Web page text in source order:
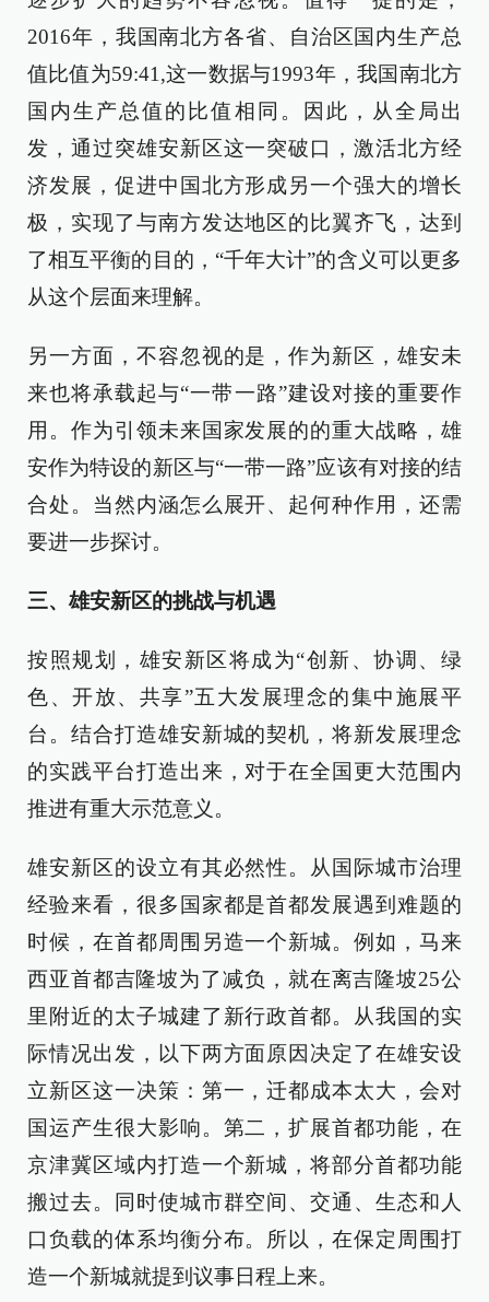
2016年，我国南北方各省、自治区国内生产总
值比值为59:41,这一数据与1993年，我国南北方
国内生产总值的比值相同。因此，从全局出
发，通过突雄安新区这一突破口，激活北方经
济发展，促进中国北方形成另一个强大的增长
极，实现了与南方发达地区的比翼齐飞，达到
了相互平衡的目的，“千年大计”的含义可以更多
从这个层面来理解。
另一方面，不容忽视的是，作为新区，雄安未
来也将承载起与“一带一路”建设对接的重要作
用。作为引领未来国家发展的的重大战略，雄
安作为特设的新区与“一带一路”应该有对接的结
合处。当然内涵怎么展开、起何种作用，还需
要进一步探讨。
三、雄安新区的挑战与机遇
按照规划，雄安新区将成为“创新、协调、绿
色、开放、共享”五大发展理念的集中施展平
台。结合打造雄安新城的契机，将新发展理念
的实践平台打造出来，对于在全国更大范围内
推进有重大示范意义。
雄安新区的设立有其必然性。从国际城市治理
经验来看，很多国家都是首都发展遇到难题的
时候，在首都周围另造一个新城。例如，马来
西亚首都吉隆坡为了减负，就在离吉隆坡25公
里附近的太子城建了新行政首都。从我国的实
际情况出发，以下两方面原因决定了在雄安设
立新区这一决策：第一，迁都成本太大，会对
国运产生很大影响。第二，扩展首都功能，在
京津冀区域内打造一个新城，将部分首都功能
搬过去。同时使城市群空间、交通、生态和人
口负载的体系均衡分布。所以，在保定周围打
造一个新城就提到议事日程上来。